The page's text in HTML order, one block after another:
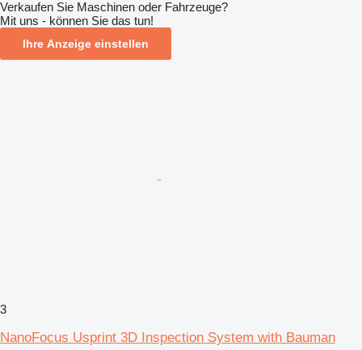
Verkaufen Sie Maschinen oder Fahrzeuge?
Mit uns - können Sie das tun!
Ihre Anzeige einstellen
3
NanoFocus Usprint 3D Inspection System with Bauman